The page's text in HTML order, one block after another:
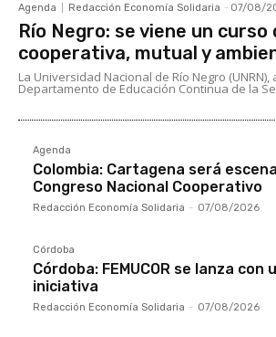
Agenda Redacción Economía Solidaria - 07/08/
Río Negro: se viene un curso
cooperativa, mutual y
La Universidad Nacional de Río Negro (UNRN),
Departamento de Educación Continua de la
Agenda
Colombia: Cartagena será
Congreso Nacional Cooperativo
Redacción Economía Solidaria - 07/08/2026
Córdoba
Córdoba: FEMUCOR se lanza con
iniciativa
Redacción Economía Solidaria - 07/08/2026